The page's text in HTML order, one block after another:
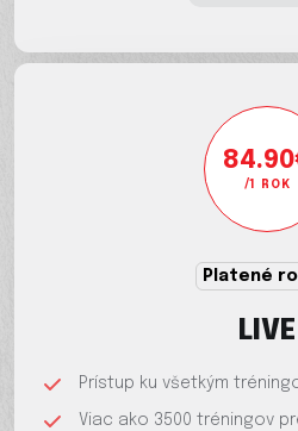
/1 ROK
Platené
LIVE
Prístup ku všetkým
Viac ako 3500 tréningov